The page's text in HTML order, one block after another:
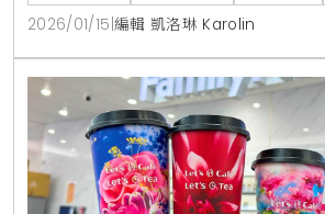
2026/01/15 編輯 凱洛琳 Karolin